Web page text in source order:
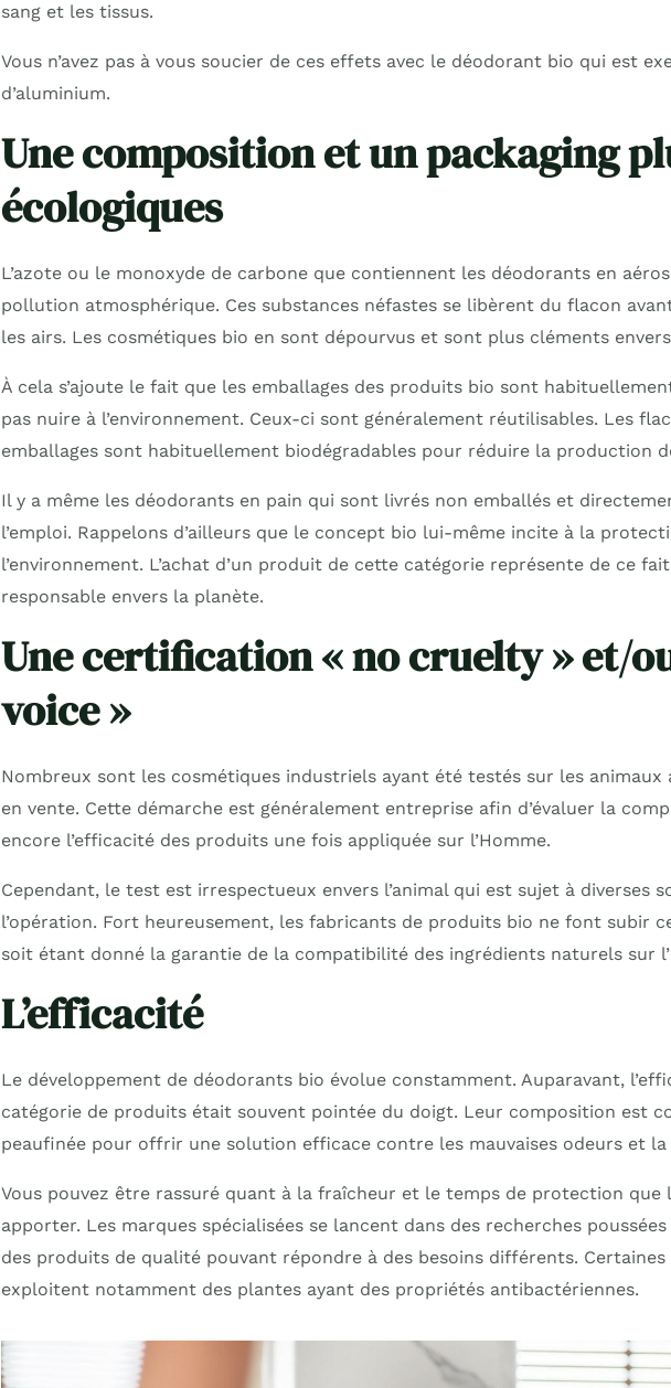
sang et les tissus.
Vous n’avez pas à vous soucier de ces effets avec le déodorant bio qui est
d’aluminium.
Une composition et un packaging
écologiques
L’azote ou le monoxyde de carbone que contiennent les déodorants en
pollution atmosphérique. Ces substances néfastes se libèrent du flacon
les airs. Les cosmétiques bio en sont dépourvus et sont plus cléments envers
À cela s’ajoute le fait que les emballages des produits bio sont
pas nuire à l’environnement. Ceux-ci sont généralement réutilisables. Les
emballages sont habituellement biodégradables pour réduire la production
Il y a même les déodorants en pain qui sont livrés non emballés et
l’emploi. Rappelons d’ailleurs que le concept bio lui-même incite à la
l’environnement. L’achat d’un produit de cette catégorie représente de ce
responsable envers la planète.
Une certification « no cruelty » et/
voice »
Nombreux sont les cosmétiques industriels ayant été testés sur les animaux
en vente. Cette démarche est généralement entreprise afin d’évaluer la
encore l’efficacité des produits une fois appliquée sur l’Homme.
Cependant, le test est irrespectueux envers l’animal qui est sujet à diverses
l’opération. Fort heureusement, les fabricants de produits bio ne font subir
soit étant donné la garantie de la compatibilité des ingrédients naturels sur
L’efficacité
Le développement de déodorants bio évolue constamment. Auparavant,
catégorie de produits était souvent pointée du doigt. Leur composition est
peaufinée pour offrir une solution efficace contre les mauvaises odeurs et
Vous pouvez être rassuré quant à la fraîcheur et le temps de protection que
apporter. Les marques spécialisées se lancent dans des recherches
des produits de qualité pouvant répondre à des besoins différents. Certaines
exploitent notamment des plantes ayant des propriétés antibactériennes.